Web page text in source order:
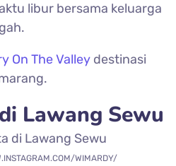
libur bersama keluarga
On The Valley destinasi
Lawang Sewu
WIMARDY/